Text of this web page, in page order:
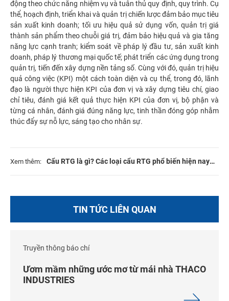
động theo chức năng nhiệm vụ và tuân thủ quy định, quy trình. Cụ
thể, hoạch định, triển khai và quản trị chiến lược đảm bảo mục tiêu
sản xuất kinh doanh; tối ưu hiệu quả sử dụng vốn, quản trị giá
thành sản phẩm theo chuỗi giá trị, đảm bảo hiệu quả và gia tăng
năng lực cạnh tranh; kiểm soát về pháp lý đầu tư, sản xuất kinh
doanh, pháp lý thương mại quốc tế; phát triển các ứng dụng trong
quản trị, tiến đến xây dựng nền tảng số. Cùng với đó, quản trị hiệu
quả công việc (KPI) một cách toàn diện và cụ thể, trong đó, lãnh
đạo là người thực hiện KPI của đơn vị và xây dựng tiêu chí, giao
chỉ tiêu, đánh giá kết quả thực hiện KPI của đơn vị, bộ phận và
từng cá nhân, đánh giá đúng năng lực, tinh thần đóng góp nhằm
thúc đẩy sự nỗ lực, sáng tạo cho nhân sự.
Xem thêm: Cẩu RTG là gì? Các loại cẩu RTG phổ biến hiện nay
TIN TỨC LIÊN QUAN
Truyền thông báo chí
Ươm mầm những ước mơ từ mái nhà THACO
INDUSTRIES